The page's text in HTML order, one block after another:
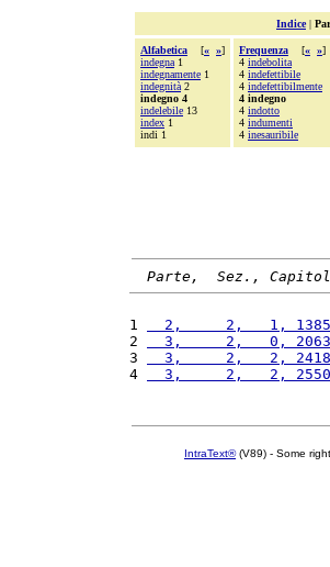
Indice|
Alfabetica [« »]
indegna 1
indegnamente 1
indegnità 2
indegno 4
indelebile 13
index 1
indi 1
Frequenza [« »]
4 indebolita
4 indefettibile
4 indefettibilmente
4 indegno
4 indotto
4 indumenti
4 inesauribile
Parte,  Sez.,
1
  2,     2,   1, 1385
2
  3,     2,   0, 2063
3
  3,     2,   2, 2418
4
  3,     2,   2, 2550
IntraText®(V89) - Some